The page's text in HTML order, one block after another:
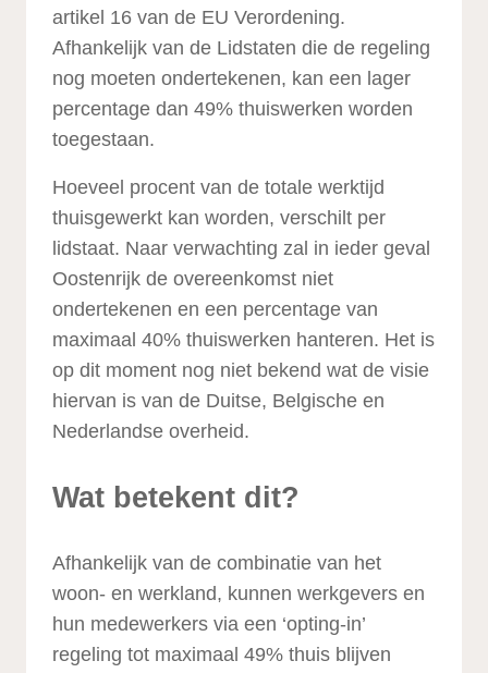
artikel 16 van de EU Verordening.
Afhankelijk van de Lidstaten die de regeling
nog moeten ondertekenen, kan een lager
percentage dan 49% thuiswerken worden
toegestaan.
Hoeveel procent van de totale werktijd
thuisgewerkt kan worden, verschilt per
lidstaat. Naar verwachting zal in ieder geval
Oostenrijk de overeenkomst niet
ondertekenen en een percentage van
maximaal 40% thuiswerken hanteren. Het is
op dit moment nog niet bekend wat de visie
hiervan is van de Duitse, Belgische en
Nederlandse overheid.
Wat betekent dit?
Afhankelijk van de combinatie van het
woon- en werkland, kunnen werkgevers en
hun medewerkers via een ‘opting-in’
regeling tot maximaal 49% thuis blijven